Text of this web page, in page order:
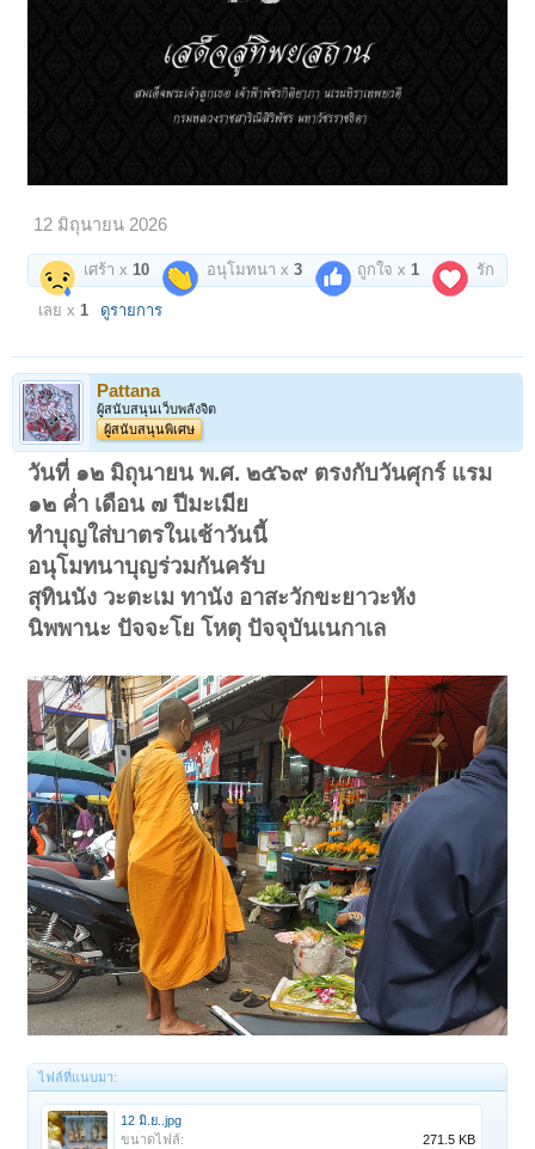
ปิดตากลีบบัว ฐานบัว เนื้อผงดำคลุกรัก และลงรักอีกครั้ง กาลเวลาที่ผ่านมา
นอกจากรอย "ราน" ของรักที่เปรียบเสมือน "เปลือก" ห่อหุ้มผงดำล้ำค่าแล้ว
พระปิดตาองค์นี้ ไม่มีร่องรอยเสียหายอื่นเลย
เปิดดูไฟล์ 6677380
หลังประทุน เรียบง่ายไม่มีการจาร เพราะลงรักปิดทองทั้งองค์ แต่ทองหลุด
เปิดดูไฟล์ 6677381 เปิดดูไฟล์ 6677382
ขนาดเหมาะต่อการขึ้นคอบูชา
ไม่เล็ก-ไม่ใหญ่เป็นกลางๆพอดี
หลวงปู่ภู ธัมมโชติ "ผู้สว่างในธรรม" เกิดเดือน 6 ปีเถาะ พ.ศ.2398 ณ บ้าน
ผักไห่ อยุธยา ย้ายภูมิลำเนากับบิดา มาอยู่ที่หาดมูลกระบือ ต.
ท่านละสังขารอย่างสงบ วันที่ 4 ตุลาคม 2467 สิริอายุ 69 ปี 46 พรรษา
12 มิถุนายน 2026
เศร้า x 10 อนุโมทนา x3 ถูกใจ x 1 รัก
เลย x 1 ดูรายการ
Pattana
ผู้สนับสนุนเว็บพลังจิต
ผู้สนับสนุนพิเศษ
วันที่ ๑๒ มิถุนายน พ.ศ. ๒๕๖๙ ตรงกับวันศุกร์ แรม
๑๒ ค่ำ เดือน ๗ ปีมะเมีย
ทำบุญใส่บาตรในเช้าวันนี้
อนุโมทนาบุญร่วมกันครับ
สุทินนัง วะตะเม ทานัง อาสะวักขะยาวะหัง
นิพพานะ ปัจจะโย โหตุ ปัจจุบันเนกาเล
ไฟล์ที่แนบมา:
12 มิ.ย..jpg
ขนาดไฟล์:
271.5 KB